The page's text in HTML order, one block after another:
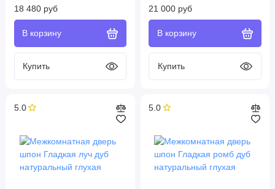
18 480 руб 21 000 руб
5.0 5.0